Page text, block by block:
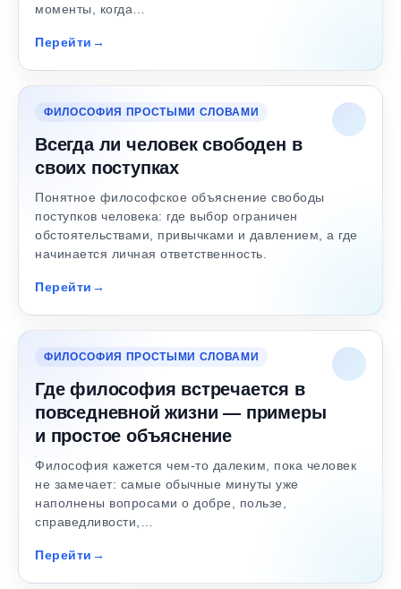
моменты, когда…
Перейти
ФИЛОСОФИЯ ПРОСТЫМИ СЛОВАМИ
Всегда ли человек свободен в
своих поступках
Понятное философское объяснение свободы
поступков человека: где выбор ограничен
обстоятельствами, привычками и давлением, а где
начинается личная ответственность.
Перейти
ФИЛОСОФИЯ ПРОСТЫМИ СЛОВАМИ
Где философия встречается в
повседневной жизни — примеры
и простое объяснение
Философия кажется чем-то далеким, пока человек
не замечает: самые обычные минуты уже
наполнены вопросами о добре, пользе,
справедливости,…
Перейти